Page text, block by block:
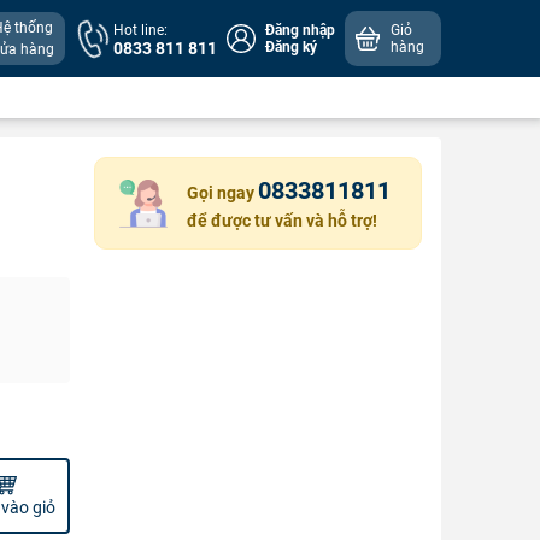
thống
hàng
Hot line:
0833 811 811
Đăng nhập
Đăng ký
Giỏ
hàng
giỏ
Gọi ngay 0833811811
để được tư vấn và hỗ trợ!